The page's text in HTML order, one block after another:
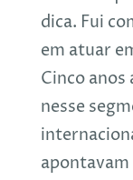
dica. Fui
em atuar
Cinco anos
nesse